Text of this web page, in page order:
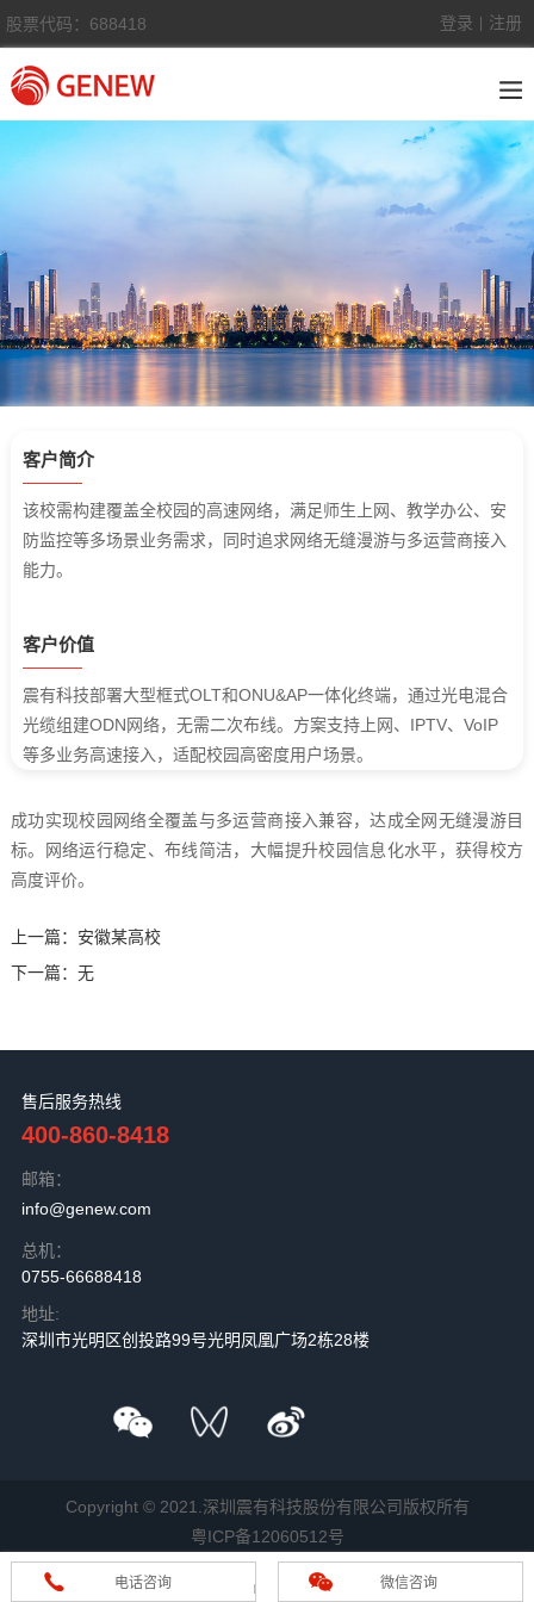
股票代码：688418 登录 注册
客户简介
该校需构建覆盖全校园的高速网络，满足师生上网、教学办公、安
防监控等多场景业务需求，同时追求网络无缝漫游与多运营商接入
能力。
客户价值
震有科技部署大型框式OLT和ONU&AP一体化终端，通过光电混合
光缆组建ODN网络，无需二次布线。方案支持上网、IPTV、VoIP
等多业务高速接入，适配校园高密度用户场景。
成功实现校园网络全覆盖与多运营商接入兼容，达成全网无缝漫游目
标。网络运行稳定、布线简洁，大幅提升校园信息化水平，获得校方
高度评价。
上一篇： 安徽某高校
下一篇： 无
售后服务热线
400-860-8418
邮箱：
info@genew.com
总机：
0755-66688418
地址:
深圳市光明区创投路99号光明凤凰广场2栋28楼
Copyright © 2021.深圳震有科技股份有限公司版权所有
粤ICP备12060512号
电话咨询 微信咨询